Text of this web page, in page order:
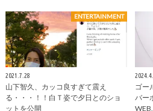
ENTERTAINMENT
2021.7.28
山下智久、カッコ良すぎて震え
る・・・！！白Ｔ姿で夕日とのショ
ットを公開
ゴー
バー